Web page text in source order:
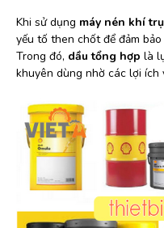
Khi sử dụng máy nén khí
yếu tố then chốt để đảm
Trong đó, dầu tổng hợp là
khuyên dùng nhờ các lợi ích